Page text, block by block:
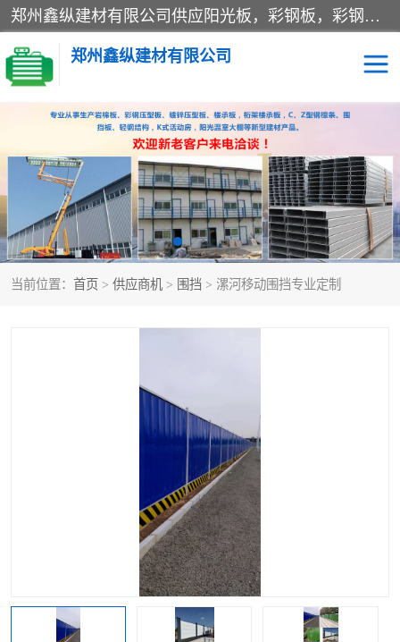
郑州鑫纵建材有限公司供应阳光板，彩钢板，彩钢钢构工程是一家集生产销售租赁安装于一体的企业，主要生产PC采光板，耐力板，仿古琉璃采光板，岩棉板、彩钢压型板、镀锌压型板、桁架楼承板，C、Z型钢檩条、围挡板、轻钢结构，阳光温室大棚等新型建材产品。公司旗下有多台移动式高空压瓦机租赁，承接全国各地业务，专业对外租赁各种型号压瓦机。
郑州鑫纵建材有限公司
当前位置： 首页 > 供应商机 > 围挡 > 漯河移动围挡专业定制
高空瓦机租赁 ASA合成树脂仿古瓦
CZ型钢 FRP采光板
PC多层板 PC耐力板
建筑围挡 楼层板
压型彩钢板
彩钢板
生产加工单板复合围挡 市